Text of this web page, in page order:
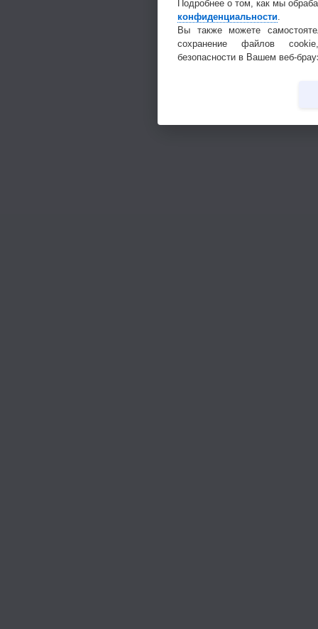
Подробнее о том, как мы
конфиденциальности.
Вы также можете
сохранение файлов
безопасности в Вашем веб-